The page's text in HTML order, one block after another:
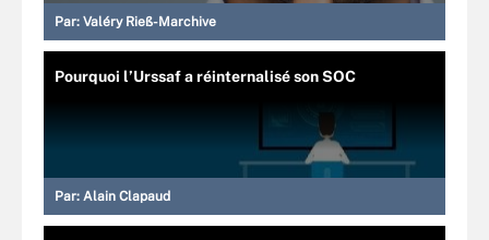
Par: Valéry Rieß-Marchive
Pourquoi l’Urssaf a réinternalisé son SOC
Par: Alain Clapaud